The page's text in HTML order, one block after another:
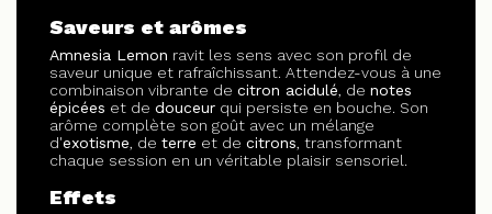
Saveurs et arômes
Amnesia Lemon ravit les sens avec son profil de
saveur unique et rafraîchissant. Attendez-vous à une
combinaison vibrante de citron acidulé, de notes
épicées et de douceur qui persiste en bouche. Son
arôme complète son goût avec un mélange
d'exotisme, de terre et de citrons, transformant
chaque session en un véritable plaisir sensoriel.
Effets